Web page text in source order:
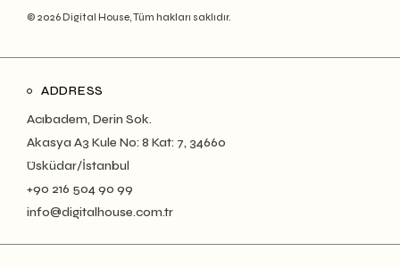
© 2026 Digital House, Tüm hakları saklıdır.
ADDRESS
Acıbadem, Derin Sok.
Akasya A3 Kule No: 8 Kat: 7, 34660
Üsküdar/İstanbul
+90 216 504 90 99
info@digitalhouse.com.tr